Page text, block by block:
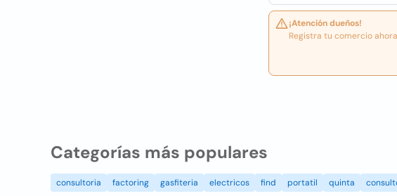
¡Atención dueños!
Registra tu comercio
Categorías más populares
consultoria factoring gasfiteria electricos find portatil quinta